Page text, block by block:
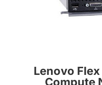
Lenovo
Compute